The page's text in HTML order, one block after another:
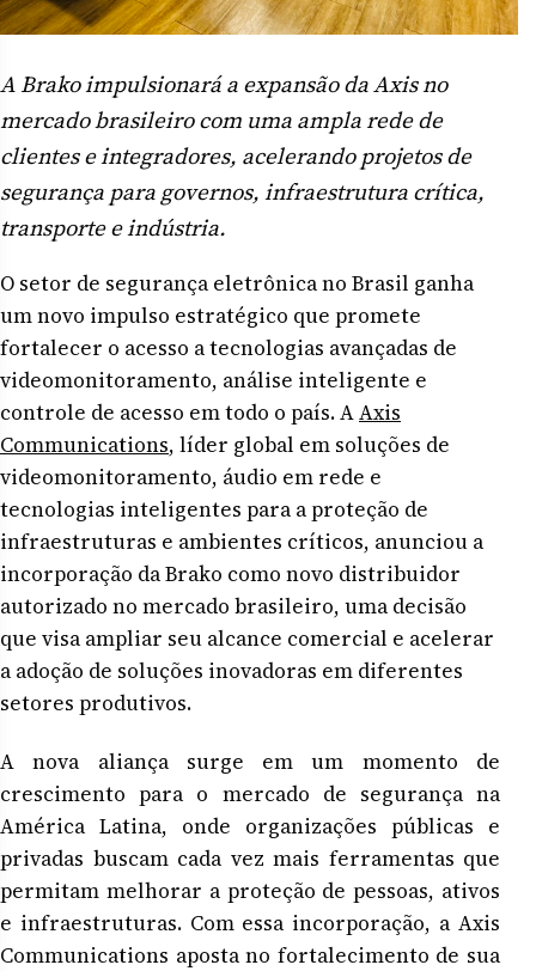
A Brako impulsionará a expansão da Axis no
mercado brasileiro com uma ampla rede de
clientes e integradores, acelerando projetos de
segurança para governos, infraestrutura crítica,
transporte e indústria.
O setor de segurança eletrônica no Brasil ganha
um novo impulso estratégico que promete
fortalecer o acesso a tecnologias avançadas de
videomonitoramento, análise inteligente e
controle de acesso em todo o país. AAxis
Communications, líder global em soluções de
videomonitoramento, áudio em rede e
tecnologias inteligentes para a proteção de
infraestruturas e ambientes críticos, anunciou a
incorporação da Brako como novo distribuidor
autorizado no mercado brasileiro, uma decisão
que visa ampliar seu alcance comercial e acelerar
a adoção de soluções inovadoras em diferentes
setores produtivos.
A nova aliança surge em um momento de
crescimento para o mercado de segurança na
América Latina, onde organizações públicas e
privadas buscam cada vez mais ferramentas que
permitam melhorar a proteção de pessoas, ativos
e infraestruturas. Com essa incorporação, a Axis
Communications aposta no fortalecimento de sua